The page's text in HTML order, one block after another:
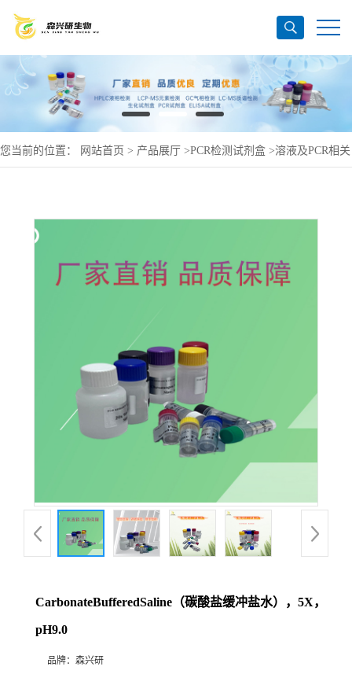
您当前的位置： 网站首页 > 产品展厅 >PCR检测试剂盒 >溶液及PCR相关
CarbonateBufferedSaline（碳酸盐缓冲盐水），5X，
pH9.0
品牌： 森兴研